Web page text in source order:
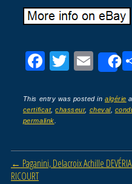
F
c
e
o
T
tt
er
E
ail
This entry was posted inalgérie
certificat,chasseur, cheval,
permalink
Post navigation
← Paganini, Delacroix Achille
RICOURT